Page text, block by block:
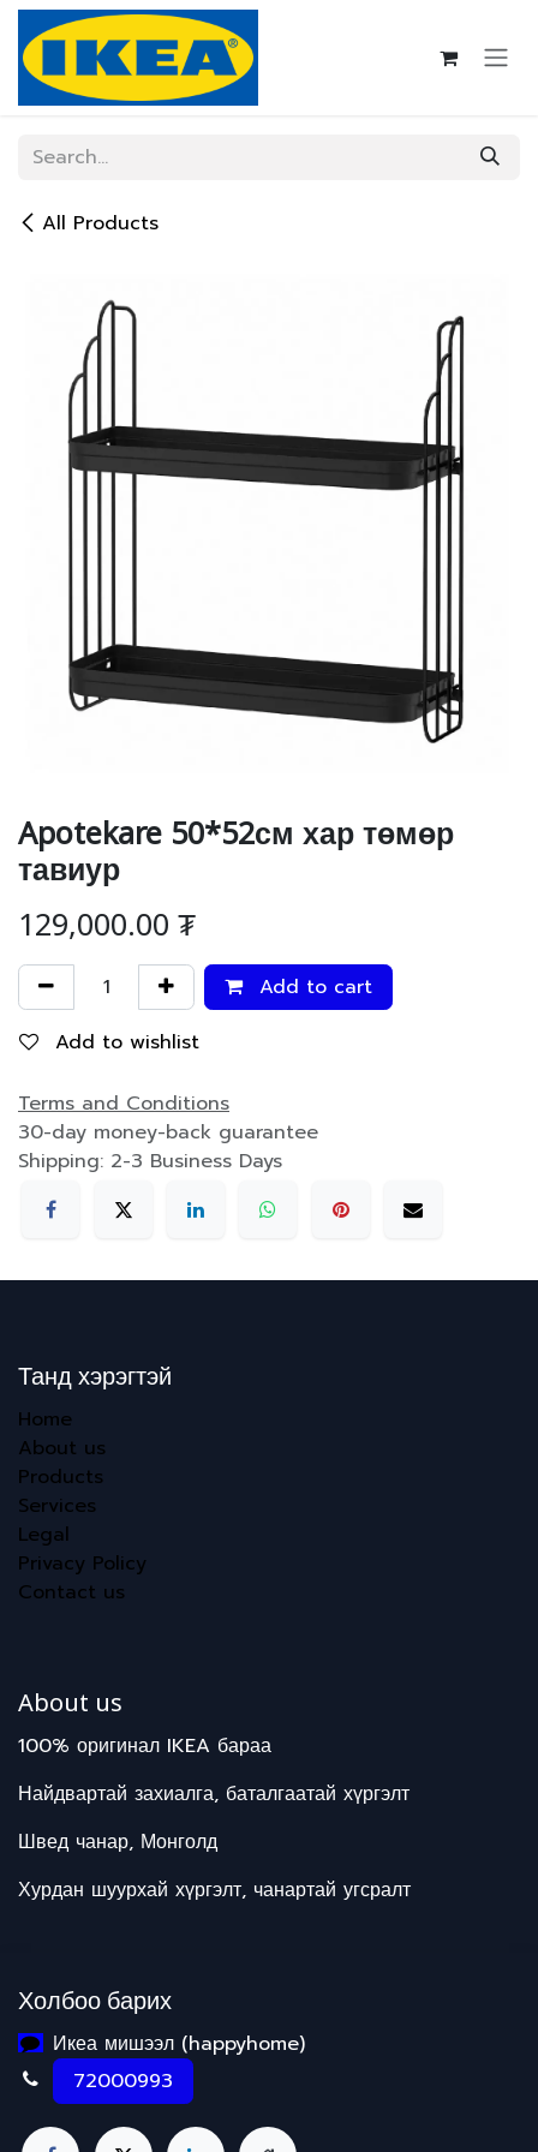
Skip to Content
All Products
Apotekare 50*52см хар төмөр
тавиур
129,000.00₮
Add to cart
Add to wishlist
Terms and Conditions
30-day money-back guarantee
Shipping: 2-3 Business Days
Танд хэрэгтэй
Home
About us
Products
Services
Legal
Privacy Policy
Contact us
About us
100% оригинал IKEA бараа
Найдвартай захиалга, баталгаатай хүргэлт
Швед чанар, Монголд
Хурдан шуурхай хүргэлт, чанартай угсралт
Холбоо барих
Икеа мишээл (happyhome)
72000993